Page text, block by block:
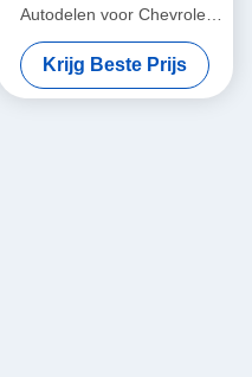
Autodelen voor Chevrolet
Spark (M300)
Krijg Beste Prijs